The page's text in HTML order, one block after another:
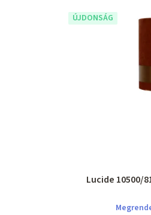
ÚJDONSÁG
Lucide 10500/